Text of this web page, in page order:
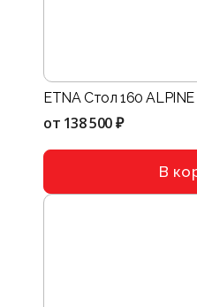
ETNA Стол 160 ALPINE
от 138 500 ₽
В